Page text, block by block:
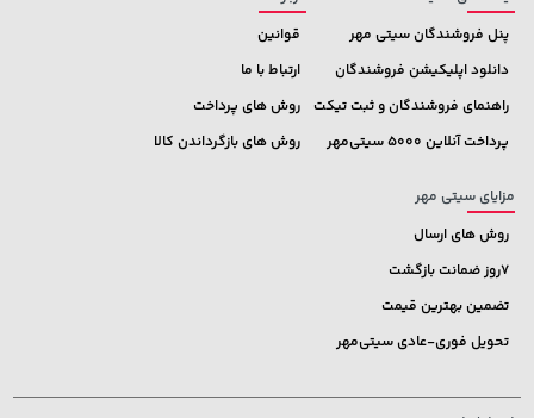
پنل فروشندگان سیتی مهر
دانلود اپلیکیشن فروشندگان
راهنمای فروشندگان و ثبت تیکت
پرداخت آنلاین 5000 سیتی‌مهر
قوانین
ارتباط با ما
روش های پرداخت
روش های بازگرداندن کالا
مزایای سیتی مهر
روش های ارسال
7روز ضمانت بازگشت
تضمین بهترین قیمت
تحویل فوری-عادی سیتی‌مهر